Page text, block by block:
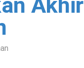
Akhir